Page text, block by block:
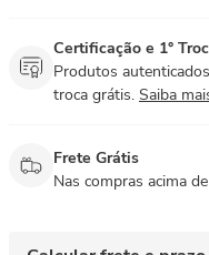
Certificação e 1°
Produtos
troca grátis. Saiba
Frete Grátis
Nas compras acima